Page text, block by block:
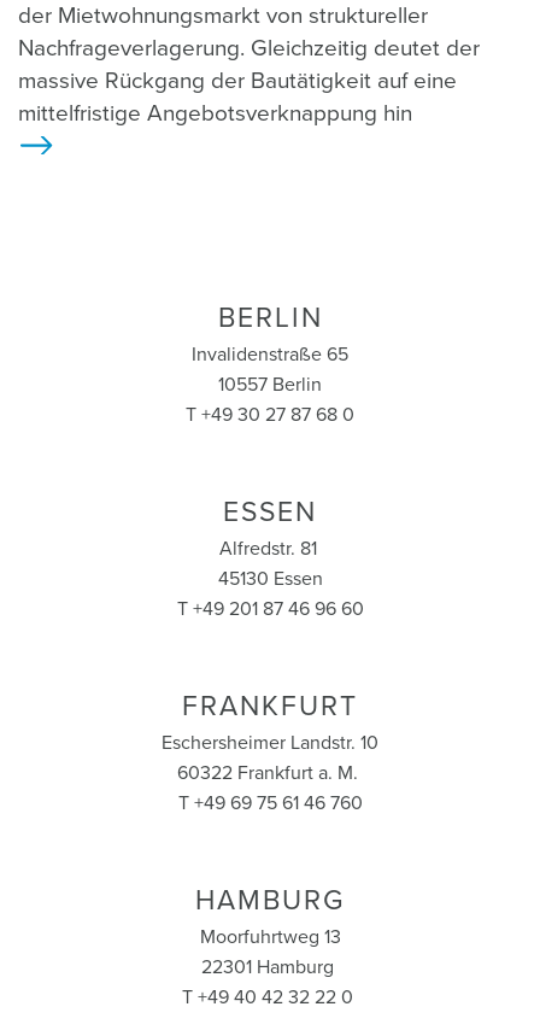
der Mietwohnungsmarkt von struktureller
Nachfrageverlagerung. Gleichzeitig deutet der
massive Rückgang der Bautätigkeit auf eine
mittelfristige Angebotsverknappung hin
BERLIN
Invalidenstraße 65
10557 Berlin
T +49 30 27 87 68 0
ESSEN
Alfredstr. 81
45130 Essen
T +49 201 87 46 96 60
FRANKFURT
Eschersheimer Landstr. 10
60322 Frankfurt a. M.
T +49 69 75 61 46 760
HAMBURG
Moorfuhrtweg 13
22301 Hamburg
T +49 40 42 32 22 0